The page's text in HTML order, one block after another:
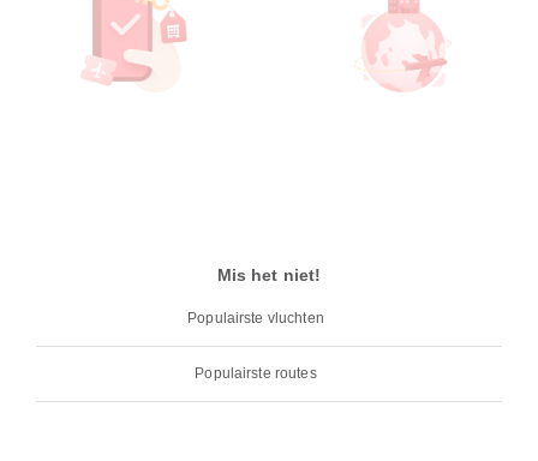
Mis het niet!
Populairste vluchten
Populairste routes